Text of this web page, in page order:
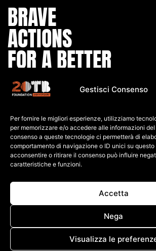
Gestisci Consenso
Per fornire le migliori esperienze, utilizziamo
per memorizzare e/o accedere alle informazioni
consenso a queste tecnologie ci permetterà di
comportamento di navigazione o ID unici su questo
acconsentire o ritirare il consenso può influire
caratteristiche e funzioni.
Accetta
Nega
Visualizza le
BRAVE
ACTIONS
FOR A BETTER
WORLD
IT80 L030 6909 6061 0000 0139
C.F: 91026690247
P.IVA: 04552060248
PRIVACY POLICY
COOKIE POLICY
CREDITS
WHISTLEBLOWING